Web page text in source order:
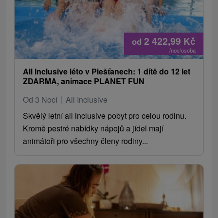
vo wellness. V lete tu ľudia trávia čas pri bazéne a s
animáciami, počas roka skôr využívajú procedúry a
chodia aj do mesta či na prechádzky.
Hotel je pri parku a mŕtvom ramene Váhu, pár minút od
kúpeľného ostrova aj centra.
V lete je okolie veľmi pekné, plné zelene a kvetov.
Náš tip
Neberte ho ako typický wellness hotel.
Bazén je skôr plavecký a trochu studenší – to sa často
opakuje aj v recenziách.
toho, že idete aj von – na prechádzku, bicykel alebo
od 2 422,99 Kč
/noc/osoba
All Inclusive léto v Piešťanech: 1 dítě do 12 let
ZDARMA, animace PLANET FUN
Od 3 Nocí
All Inclusive
Skvělý letní all inclusive pobyt pro celou rodinu.
Kromě pestré nabídky nápojů a jídel mají
animátoři pro všechny členy rodiny...